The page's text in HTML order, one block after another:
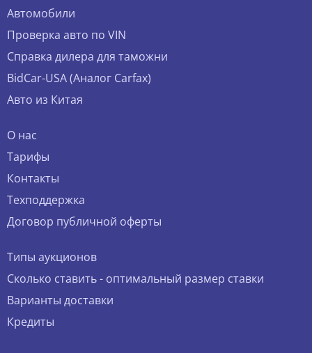
Автомобили
Проверка авто по VIN
Справка дилера для таможни
BidCar-USA (Аналог Carfax)
Авто из Китая
О нас
Тарифы
Контакты
Техподдержка
Договор публичной оферты
Типы аукционов
Сколько ставить - оптимальный размер ставки
Варианты доставки
Кредиты